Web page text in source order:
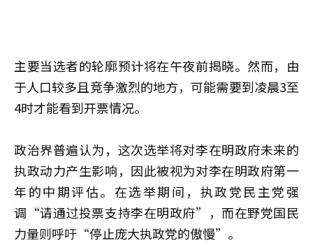
主要当选者的轮廓预计将在午夜前揭晓。然而，由
于人口较多且竞争激烈的地方，可能需要到凌晨3至
4时才能看到开票情况。
政治界普遍认为，这次选举将对李在明政府未来的
执政动力产生影响，因此被视为对李在明政府第一
年的中期评估。在选举期间，执政党民主党强
调“请通过投票支持李在明政府”，而在野党国民
力量则呼吁“停止庞大执政党的傲慢”。